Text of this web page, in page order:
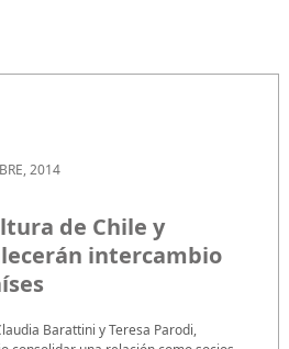
2014
de Chile y
intercambio
Barattini y Teresa Parodi,